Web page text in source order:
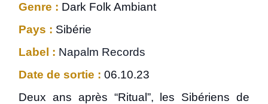
Genre : Dark Folk Ambiant
Pays : Sibérie
Label : Napalm Records
Date de sortie :06.10.23
Deux ans après “Ritual”, les Sibériens de